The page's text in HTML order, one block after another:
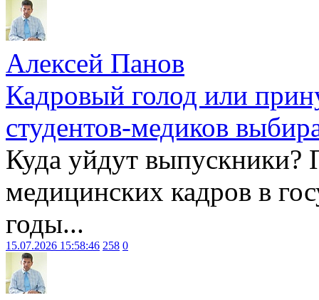
Алексей Панов
Кадровый голод или
студентов-медиков
Куда уйдут выпускники?
медицинских кадров в
годы...
15.07.2026 15:58:46 258 0